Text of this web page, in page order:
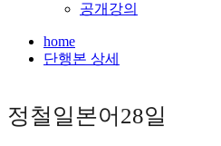
공개강의
home
단행본 상세
정철일본어28일